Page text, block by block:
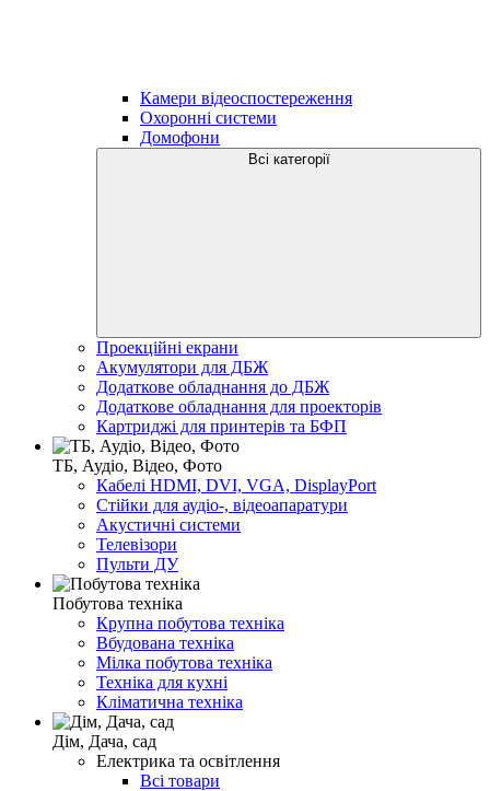
Камери відеоспостереження
Охоронні системи
Домофони
Всі категорії
Проекційні екрани
Акумулятори для ДБЖ
Додаткове обладнання до ДБЖ
Додаткове обладнання для проекторів
Картриджі для принтерів та БФП
ТБ, Аудіо, Відео, Фото
Кабелі HDMI, DVI, VGA, DisplayPort
Стійки для аудіо-, відеоапаратури
Акустичні системи
Телевізори
Пульти ДУ
Побутова техніка
Крупна побутова техніка
Вбудована техніка
Мілка побутова техніка
Техніка для кухні
Кліматична техніка
Дім, Дача, сад
Електрика та освітлення
Всі товари